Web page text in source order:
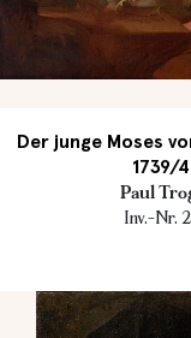
Der junge Moses
1739/
Paul
Inv.-Nr.